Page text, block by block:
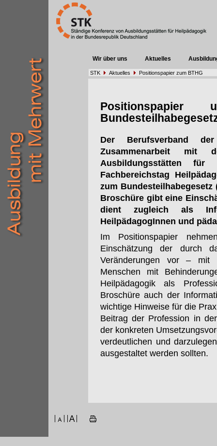
Wir über uns Aktuelles
STK Aktuelles Positionspapier zum BTHG
Der Berufsverband
Zusammenarbeit mit
Ausbildungsstätten
Fachbereichstag
zum
Broschüre gibt eine
dient zugleich als
HeilpädagogInnen und
Im Positionspapier
Einschätzung der durch
Veränderungen vor – mit
Menschen mit
Heilpädagogik als
Broschüre auch der
wichtige Hinweise für die
Beitrag der Profession in
der konkreten
verdeutlichen und
ausgestaltet werden sollten.